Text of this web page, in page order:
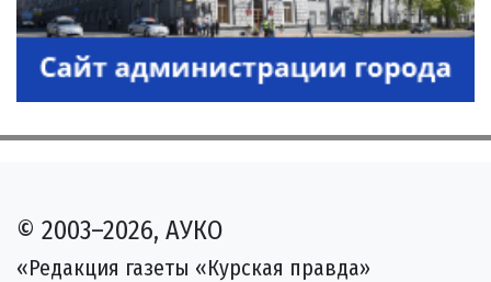
© 2003–2026, АУКО
«Редакция газеты «Курская правда»